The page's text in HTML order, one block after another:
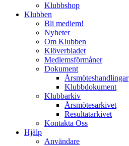
Klubbshop
Klubben
Bli medlem!
Nyheter
Om Klubben
Klöverbladet
Medlemsförmåner
Dokument
Årsmöteshandlingar
Klubbdokument
Klubbarkiv
Årsmötesarkivet
Resultatarkivet
Kontakta Oss
Hjälp
Användare